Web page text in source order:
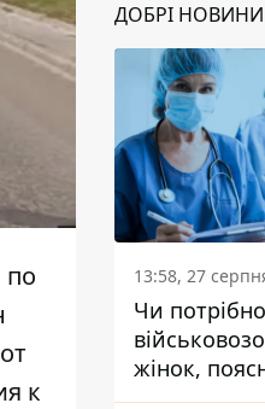
по
к
ДОБРІ НОВИНИ
13:58, 27
Чи
жінок,